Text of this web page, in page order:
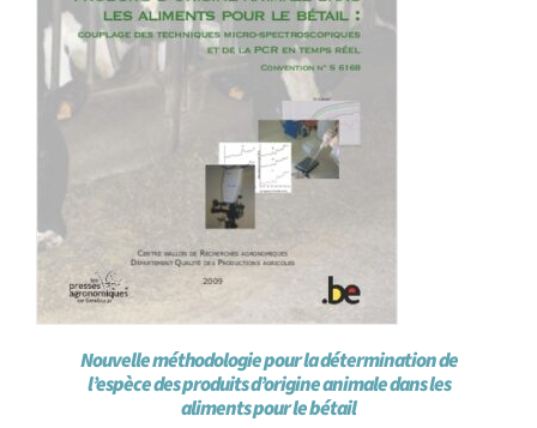
Nouvelle méthodologie pour la détermination de
l’espèce des produits d’origine animale dans les
aliments pour le bétail